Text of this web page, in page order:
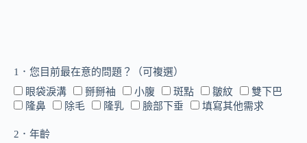
1．您目前最在意的問題？（可複選）
眼袋淚溝
掰掰袖 小腹 斑點 皺紋
雙下巴
隆鼻
除毛 隆乳 臉部下垂 填寫其他需求
2．年齡